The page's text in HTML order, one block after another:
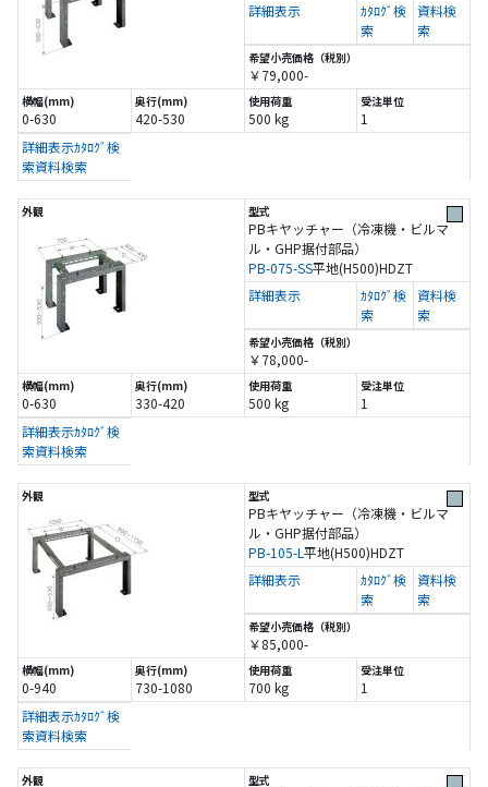
0-630 420-530 500 kg 1
￥79,000-
詳細表示
ｶﾀﾛｸﾞ検
索
資料検
索
詳細表示ｶﾀﾛｸﾞ検
索資料検索
PBキヤッチャー（冷凍機・ビルマ
ル・GHP据付部品）
PB-075-SS平地(H500)HDZT
0-630 330-420 500 kg 1
￥78,000-
詳細表示
ｶﾀﾛｸﾞ検
索
資料検
索
詳細表示ｶﾀﾛｸﾞ検
索資料検索
PBキヤッチャー（冷凍機・ビルマ
ル・GHP据付部品）
PB-105-L 平地(H500)HDZT
0-940 730-1080 700 kg 1
￥85,000-
詳細表示
ｶﾀﾛｸﾞ検
索
資料検
索
詳細表示ｶﾀﾛｸﾞ検
索資料検索